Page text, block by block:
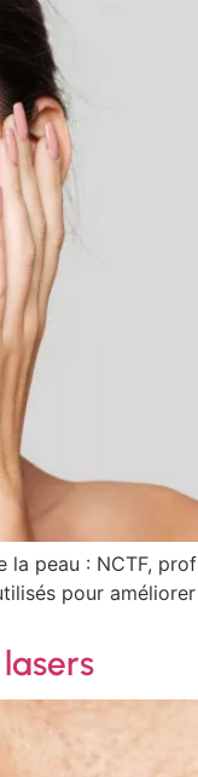
peau : NCTF,
pour